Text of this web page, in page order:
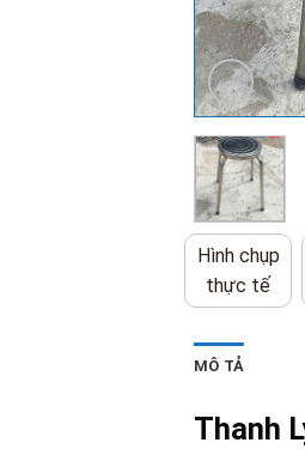
Hình chụp
thực tế
MÔ TẢ
Thanh